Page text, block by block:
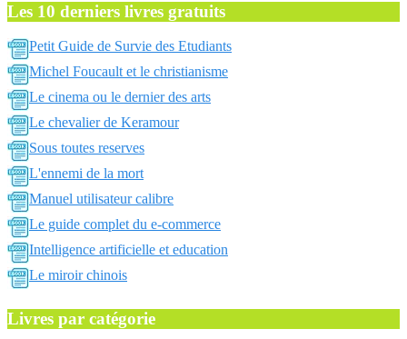
Les 10 derniers livres gratuits
Petit Guide de Survie des Etudiants
Michel Foucault et le christianisme
Le cinema ou le dernier des arts
Le chevalier de Keramour
Sous toutes reserves
L'ennemi de la mort
Manuel utilisateur calibre
Le guide complet du e-commerce
Intelligence artificielle et education
Le miroir chinois
Livres par catégorie